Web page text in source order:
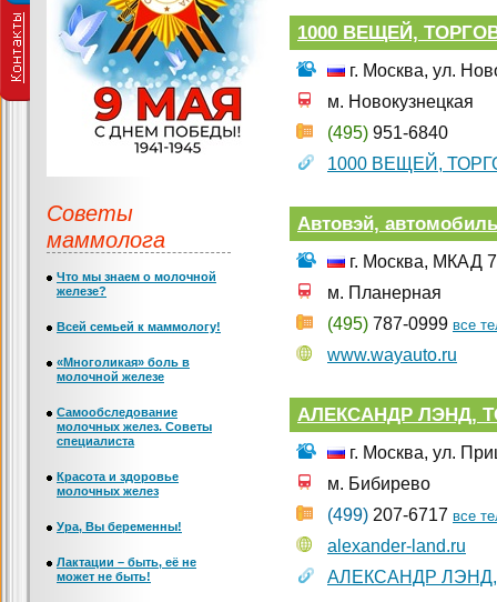
1000 ВЕЩЕЙ,
г. Москва, ул.
м. Новокузнецкая
(495) 951-6840
1000 ВЕЩЕЙ,
Автовэй,
г. Москва, МКАД
м. Планерная
(495) 787-0999 все
www.wayauto.ru
АЛЕКСАНДР ЛЭНД,
г. Москва, ул.
м. Бибирево
(499) 207-6717 все
alexander-land.ru
АЛЕКСАНДР
Советы
маммолога
Что мы знаем о молочной
железе?
Всей семьей к маммологу!
«Многоликая» боль в
молочной железе
Самообследование
молочных желез. Советы
специалиста
Красота и здоровье
молочных желез
Ура, Вы беременны!
Лактации – быть, её не
может не быть!